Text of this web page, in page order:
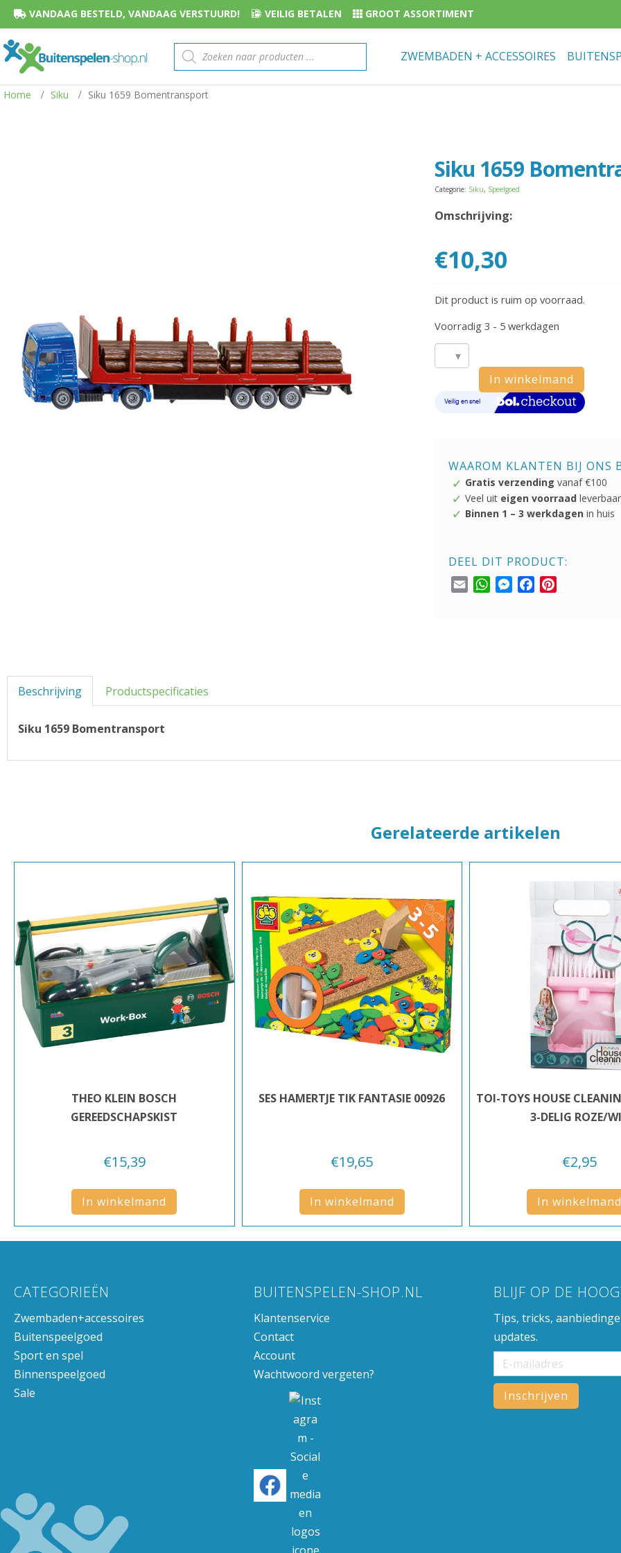
VANDAAG BESTELD, VANDAAG VERSTUURD! VEILIG BETALEN GROOT ASSORTIMENT
Producten
zoeken ZWEMBADEN + ACCESSOIRES
Home Siku Siku 1659 Bomentransport
Siku 1659
Categorie: Siku, Speelgoed
Omschrijving:
€10,30
Dit product is ruim op voorraad.
Voorradig 3 - 5 werkdagen
Siku
Bomentransport
In winkelmand
WAAROM KLANTEN BIJ ONS
Gratis verzending vanaf €100
Veel uit eigen voorraad leverbaar
Binnen 1 – 3 werkdagen in huis
DEEL DIT PRODUCT:
Email
WhatsApp
Messenger
Facebook
Beschrijving Productspecificaties
Siku 1659 Bomentransport
Gerelateerde artikelen
THEO KLEIN BOSCH
GEREEDSCHAPSKIST
€15,39
In winkelmand
SES HAMERTJE TIK FANTASIE 00926
€19,65
In winkelmand
TOI-TOYS HOUSE
3-DELIG ROZE/
€2,95
In winkelmand
CATEGORIEËN
Zwembaden+accessoires
Buitenspeelgoed
Sport en spel
Binnenspeelgoed
Sale
BUITENSPELEN-SHOP.NL
Klantenservice
Contact
Account
Wachtwoord vergeten?
BLIJF OP DE
Tips, tricks,
updates.